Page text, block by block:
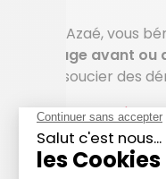
Avec Azaé, vous
ménage avant
vous soucier des
Grâce aumode
sont employeurs
domicile.